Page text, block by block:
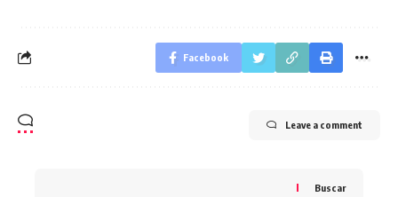
Facebook
Leave a comment
Buscar